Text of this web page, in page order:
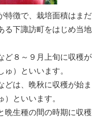
徴で、栽培面積はまだ
る下諏訪町をはじめ当地
８～９月上旬に収穫が
）といいます。
どは、晩秋に収穫が始ま
といいます。
生種の間の時期に収穫